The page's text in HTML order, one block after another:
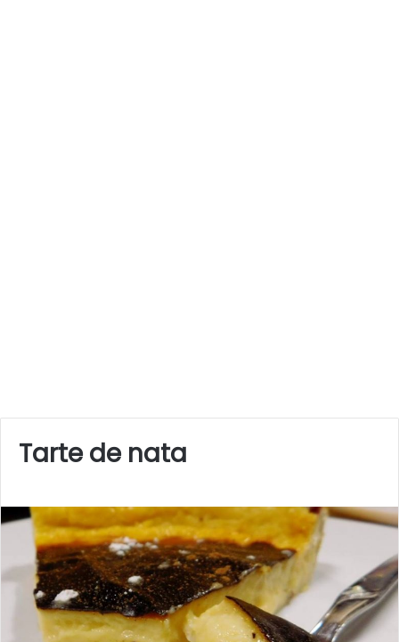
Tarte de nata